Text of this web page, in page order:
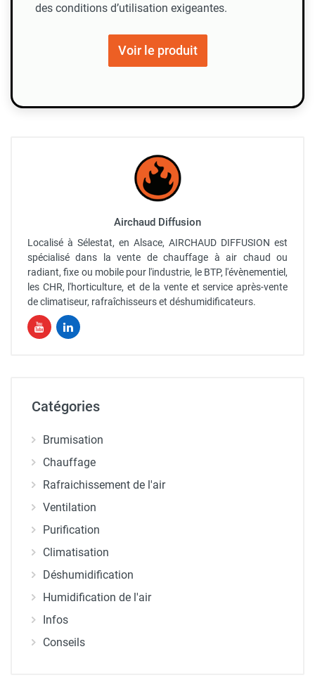
des conditions d’utilisation exigeantes.
Voir le produit
Airchaud Diffusion
Localisé à Sélestat, en Alsace, AIRCHAUD DIFFUSION est
spécialisé dans la vente de chauffage à air chaud ou
radiant, fixe ou mobile pour l'industrie, le BTP, l'évènementiel,
les CHR, l'horticulture, et de la vente et service après-vente
de climatiseur, rafraîchisseurs et déshumidificateurs.
Catégories
Brumisation
Chauffage
Rafraichissement de l'air
Ventilation
Purification
Climatisation
Déshumidification
Humidification de l'air
Infos
Conseils